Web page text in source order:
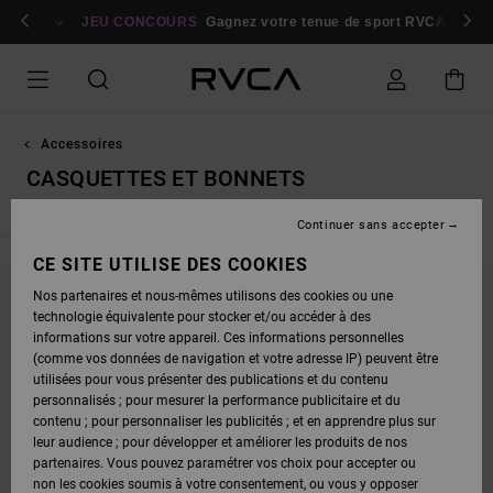
GRILLE
Se connecter / s'inscrire
JEU CONCOURS Gagnez votre tenue de sport RVCA
Accessoires
CASQUETTES ET BONNETS
NE PARTEZ PAS TROP LOIN, NOS PRODUITS
SERONT BIENTÔT DE RETOUR
OUPS, NOUS N'AVONS TROUVÉ AUCUN
RÉSULTAT POUR VOTRE RECHERCHE.
PAS DE SOUCI ! ESSAYEZ AVEC D'AUTRES MOTS OU EXPLOREZ NOS
CE SITE UTILISE DES COOKIES
Nos partenaires et nous-mêmes utilisons des cookies ou une
technologie équivalente pour stocker et/ou accéder à des
informations sur votre appareil. Ces informations personnelles
(comme vos données de navigation et votre adresse IP) peuvent être
utilisées pour vous présenter des publications et du contenu
personnalisés ; pour mesurer la performance publicitaire et du
contenu ; pour personnaliser les publicités ; et en apprendre plus sur
leur audience ; pour développer et améliorer les produits de nos
partenaires. Vous pouvez paramétrer vos choix pour accepter ou
non les cookies soumis à votre consentement, ou vous y opposer
Continuer sans accepter